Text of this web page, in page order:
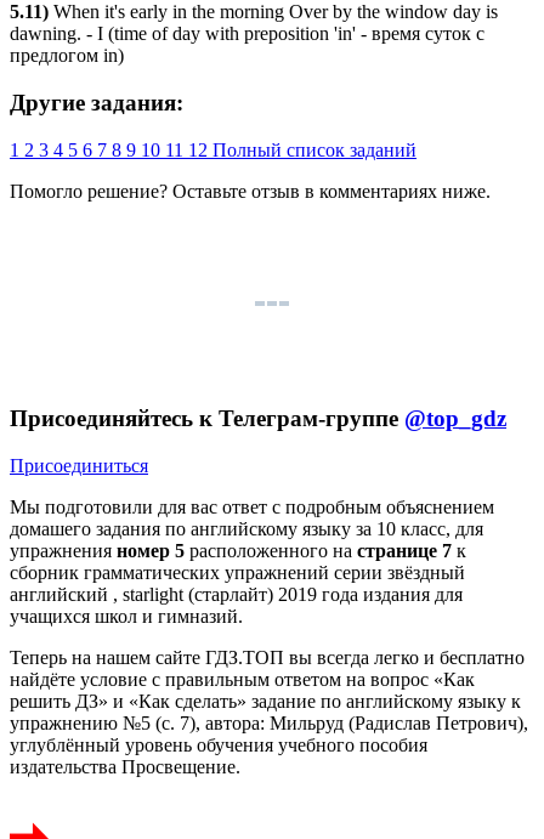
5.11) When it's early in the morning Over by the window day is
dawning. - I (time of day with preposition 'in' - время суток с
предлогом in)
Другие задания:
1 2 3 4 5 6 7 8 9 10 11 12 Полный список заданий
Помогло решение? Оставьте отзыв в комментариях ниже.
Присоединяйтесь к Телеграм-группе @top_gdz
Присоединиться
Мы подготовили для вас ответ c подробным объяснением
домашего задания по английскому языку за 10 класс, для
упражнения номер 5 расположенного на странице 7 к
сборник грамматических упражнений серии звёздный
английский , starlight (старлайт) 2019 года издания для
учащихся школ и гимназий.
Теперь на нашем сайте ГДЗ.ТОП вы всегда легко и бесплатно
найдёте условие с правильным ответом на вопрос «Как
решить ДЗ» и «Как сделать» задание по английскому языку к
упражнению №5 (с. 7), автора: Мильруд (Радислав Петрович),
углублённый уровень обучения учебного пособия
издательства Просвещение.